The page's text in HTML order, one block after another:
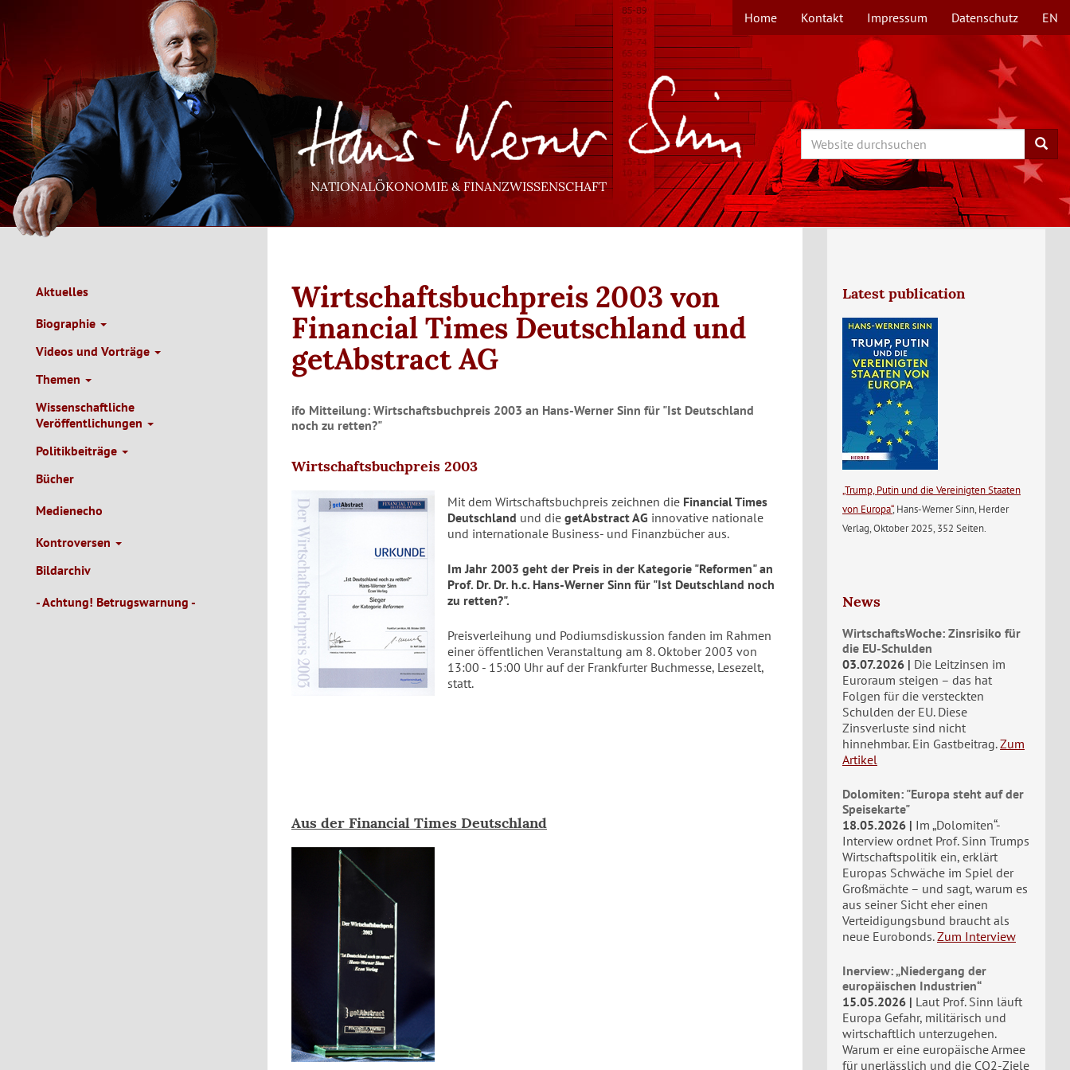
zum
Inhalt
TOPMENÜ
Home Kontakt Impressum Datenschutz EN
NATIONALÖKONOMIE & FINANZWISSENSCHAFT
Search Search
Main
Navigation
de
Aktuelles
Biographie
Videos und Vorträge
Themen
Wissenschaftliche
Veröffentlichungen
Politikbeiträge
Bücher
Medienecho
Kontroversen
Bildarchiv
- Achtung! Betrugswarnung -
Wirtschaftsbuchpreis 2003 von
Financial Times Deutschland und
getAbstract AG
ifo Mitteilung: Wirtschaftsbuchpreis 2003 an Hans-Werner Sinn für "Ist Deutschland
noch zu retten?"
Wirtschaftsbuchpreis 2003
Mit dem Wirtschaftsbuchpreis zeichnen die Financial Times
Deutschland und die getAbstract AG innovative nationale
und internationale Business- und Finanzbücher aus.
Im Jahr 2003 geht der Preis in der Kategorie "Reformen" an
Prof. Dr. Dr. h.c. Hans-Werner Sinn für "Ist Deutschland noch
zu retten?".
Preisverleihung und Podiumsdiskussion fanden im Rahmen
einer öffentlichen Veranstaltung am 8. Oktober 2003 von
13:00 - 15:00 Uhr auf der Frankfurter Buchmesse, Lesezelt,
statt.
Aus der Financial Times Deutschland
Latest publication
„Trump, Putin und die Vereinigten Staaten
von Europa“, Hans-Werner Sinn, Herder
Verlag, Oktober 2025, 352 Seiten.
News
WirtschaftsWoche: Zinsrisiko für
die EU-Schulden
03.07.2026
Die Leitzinsen im
Euroraum steigen – das hat
Folgen für die versteckten
Schulden der EU. Diese
Zinsverluste sind nicht
hinnehmbar. Ein Gastbeitrag. Zum
Artikel
Dolomiten: "Europa steht auf der
Speisekarte"
18.05.2026
Im „Dolomiten“-
Interview ordnet Prof. Sinn Trumps
Wirtschaftspolitik ein, erklärt
Europas Schwäche im Spiel der
Großmächte – und sagt, warum es
aus seiner Sicht eher einen
Verteidigungsbund braucht als
neue Eurobonds. Zum Interview
Inerview: „Niedergang der
europäischen Industrien“
15.05.2026
Laut Prof. Sinn läuft
Europa Gefahr, militärisch und
wirtschaftlich unterzugehen.
Warum er eine europäische Armee
für unerlässlich und die CO2-Ziele